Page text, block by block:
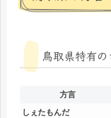
鳥取県特有
方言
しぇたもんだ